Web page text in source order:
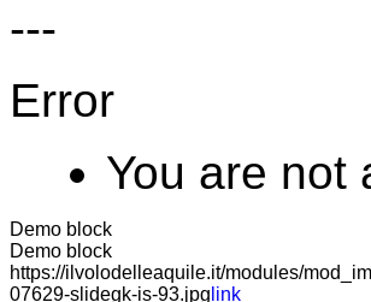
---
Error
You are not
Demo block
Demo block
https://ilvolodelleaquile.it/modules/
07629-slidegk-is-93.jpg link